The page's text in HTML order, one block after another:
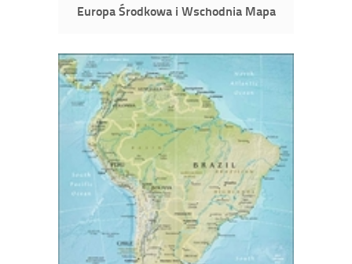
Europa Środkowa i Wschodnia Mapa